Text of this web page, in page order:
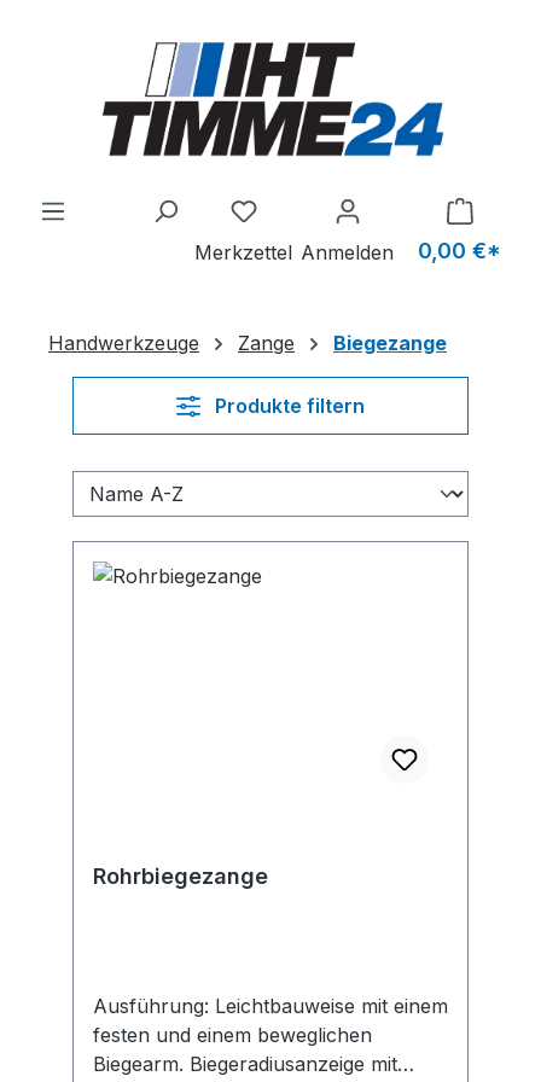
Du hast 0 Produkte auf dem
Merkzettel Anmelden 0,00 €*
Handwerkzeuge Zange Biegezange
Produkte filtern
Rohrbiegezange
Ausführung: Leichtbauweise mit einem
festen und einem beweglichen
Biegearm. Biegeradiusanzeige mit